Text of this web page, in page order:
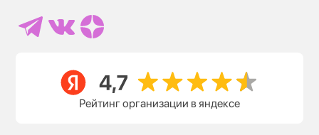
Рейтинг организации в яндексе